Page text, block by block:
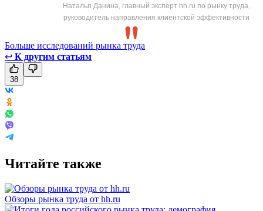
Наталья Данина, главный эксперт hh.ru по рынку труда,
руководитель направления клиентской эффективности
Больше исследований рынка труда
↩ К другим статьям
38
Читайте также
Обзоры рынка труда от hh.ru